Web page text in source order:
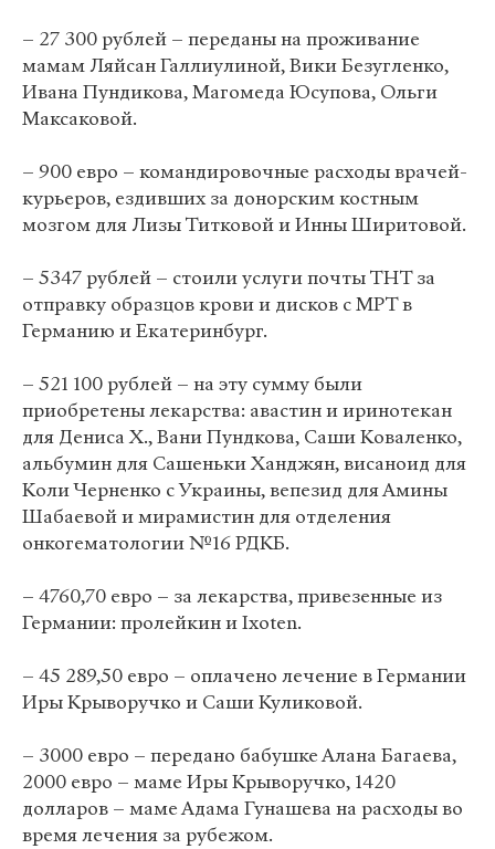
– 27 300 рублей – переданы на проживание
мамам Ляйсан Галлиулиной, Вики Безугленко,
Ивана Пундикова, Магомеда Юсупова, Ольги
Максаковой.
– 900 евро – командировочные расходы врачей-
курьеров, ездивших за донорским костным
мозгом для Лизы Титковой и Инны Ширитовой.
– 5347 рублей – стоили услуги почты ТНТ за
отправку образцов крови и дисков с МРТ в
Германию и Екатеринбург.
– 521 100 рублей – на эту сумму были
приобретены лекарства: авастин и иринотекан
для Дениса Х., Вани Пундкова, Саши Коваленко,
альбумин для Сашеньки Ханджян, висаноид для
Коли Черненко с Украины, вепезид для Амины
Шабаевой и мирамистин для отделения
онкогематологии №16 РДКБ.
– 4760,70 евро – за лекарства, привезенные из
Германии: пролейкин и Ixoten.
– 45 289,50 евро – оплачено лечение в Германии
Иры Крыворучко и Саши Куликовой.
– 3000 евро – передано бабушке Алана Багаева,
2000 евро – маме Иры Крыворучко, 1420
долларов – маме Адама Гунашева на расходы во
время лечения за рубежом.